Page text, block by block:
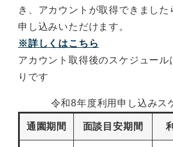
き、アカウントが取得できました
申し込みいただけます。
※詳しくはこちら
アカウント取得後のスケジュール
りです
令和8年度利用申し込みス
通園期間 面談目安期間